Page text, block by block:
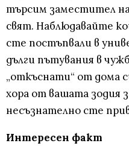
търсим заместител
свят. Наблюдавайте
сте постъпвали в
дълги пътувания в
„откъснати“ от дома
хора от вашата зодия
несъзнателно сте
Интересен факт